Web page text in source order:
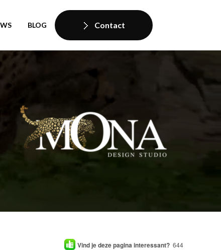
BLOG Contact
Vind je deze pagina interessant? 644